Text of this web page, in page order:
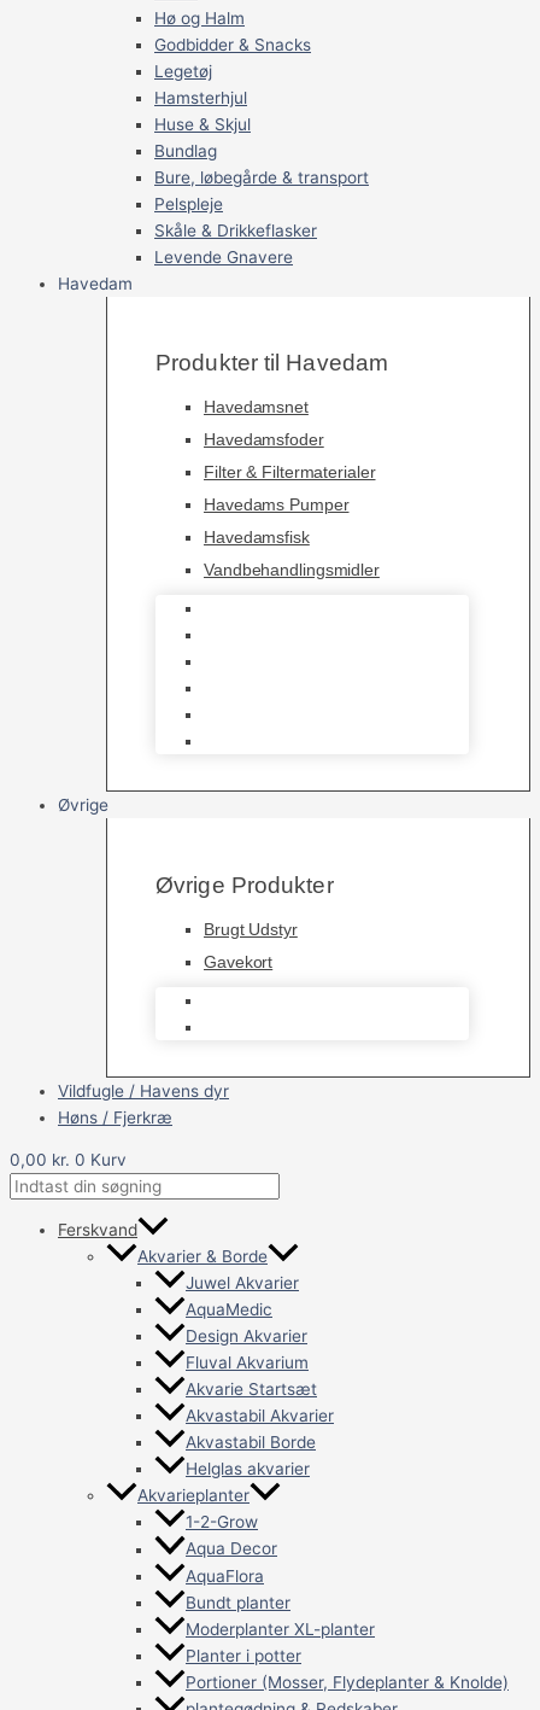
Hø og Halm
Godbidder & Snacks
Legetøj
Hamsterhjul
Huse & Skjul
Bundlag
Bure, løbegårde & transport
Pelspleje
Skåle & Drikkeflasker
Levende Gnavere
Havedam
Produkter til Havedam
Havedamsnet
Havedamsfoder
Filter & Filtermaterialer
Havedams Pumper
Havedamsfisk
Vandbehandlingsmidler
Øvrige
Øvrige Produkter
Brugt Udstyr
Gavekort
Vildfugle / Havens dyr
Høns / Fjerkræ
0,00 kr. 0 Kurv
Ferskvand
Akvarier & Borde
Juwel Akvarier
AquaMedic
Design Akvarier
Fluval Akvarium
Akvarie Startsæt
Akvastabil Akvarier
Akvastabil Borde
Helglas akvarier
Akvarieplanter
1-2-Grow
Aqua Decor
AquaFlora
Bundt planter
Moderplanter XL-planter
Planter i potter
Portioner (Mosser, Flydeplanter & Knolde)